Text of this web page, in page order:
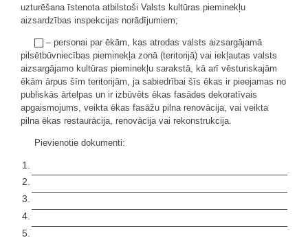
uzturēšana īstenota atbilstoši Valsts kultūras pieminekļu
aizsardzības inspekcijas norādījumiem;
– personai par ēkām, kas atrodas valsts aizsargājamā
pilsētbūvniecības pieminekļa zonā (teritorijā) vai iekļautas valsts
aizsargājamo kultūras pieminekļu sarakstā, kā arī vēsturiskajām
ēkām ārpus šīm teritorijām, ja sabiedrībai šīs ēkas ir pieejamas no
publiskās ārtelpas un ir izbūvēts ēkas fasādes dekoratīvais
apgaismojums, veikta ēkas fasāžu pilna renovācija, vai veikta
pilna ēkas restaurācija, renovācija vai rekonstrukcija.
Pievienotie dokumenti:
1.
2.
3.
4.
5.